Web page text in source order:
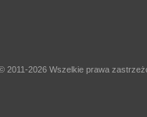
2011-2026 Wszelkie prawa